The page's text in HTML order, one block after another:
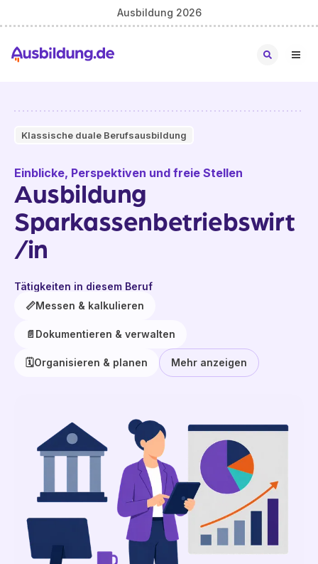
Ausbildung 2026
Klassische duale Berufsausbildung
Einblicke, Perspektiven und freie Stellen
Ausbildung
Sparkassenbetriebswirt
/in
Tätigkeiten in diesem Beruf
📏Messen & kalkulieren
📄 Dokumentieren & verwalten
🗓️Organisieren & planen Mehr anzeigen